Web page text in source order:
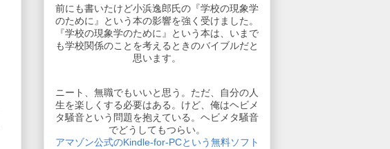
前にも書いたけど小浜逸郎氏の『学校の現象学
のために』という本の影響を強く受けました。
『学校の現象学のために』という本は、いまで
も学校関係のことを考えるときのバイブルだと
思います。
ニート、無職でもいいと思う。ただ、自分の人
生を楽しくする必要はある。けど、俺はヘビメ
タ騒音という問題を抱えている。ヘビメタ騒音
でどうしてもつらい。
アマゾン公式のKindle-for-PCという無料ソフト